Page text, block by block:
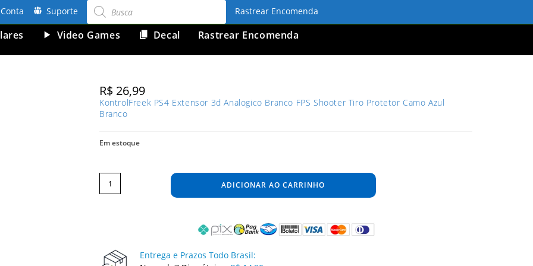
Conta Suporte produtos Rastrear Encomenda
Video Games Decal Rastrear Encomenda
R$ 26,99
KontrolFreek PS4 Extensor 3d Analogico Branco FPS Shooter Tiro Protetor Camo Azul
Branco
Em estoque
KontrolFreek
PS4
Extensor
Analogico
Branco
ADICIONAR AO CARRINHO
Entrega e Prazos Todo Brasil: